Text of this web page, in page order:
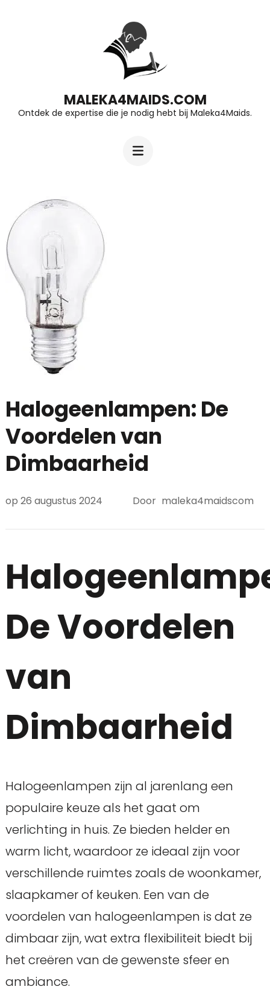
Enter)
MALEKA4MAIDS.COM
Ontdek de expertise die je nodig hebt bij Maleka4Maids.
Halogeenlampen: De
Voordelen van
Dimbaarheid
op 26 augustus 2024 Door maleka4maidscom
De Voordelen
van
Dimbaarheid
Halogeenlampen zijn al jarenlang een
populaire keuze als het gaat om
verlichting in huis. Ze bieden helder en
warm licht, waardoor ze ideaal zijn voor
verschillende ruimtes zoals de woonkamer,
slaapkamer of keuken. Een van de
voordelen van halogeenlampen is dat ze
dimbaar zijn, wat extra flexibiliteit biedt bij
het creëren van de gewenste sfeer en
ambiance.